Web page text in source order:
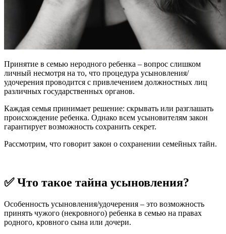
Принятие в семью неродного ребенка – вопрос слишком
личный несмотря на то, что процедура усыновления/
удочерения проводится с привлечением должностных лиц
различных государственных органов.
Каждая семья принимает решение: скрывать или разглашать
происхождение ребенка. Однако всем усыновителям закон
гарантирует возможность сохранить секрет.
Рассмотрим, что говорит закон о сохранении семейных тайн.
✅ Что такое тайна усыновления?
Особенность усыновления/удочерения – это возможность
принять чужого (некровного) ребенка в семью на правах
родного, кровного сына или дочери.